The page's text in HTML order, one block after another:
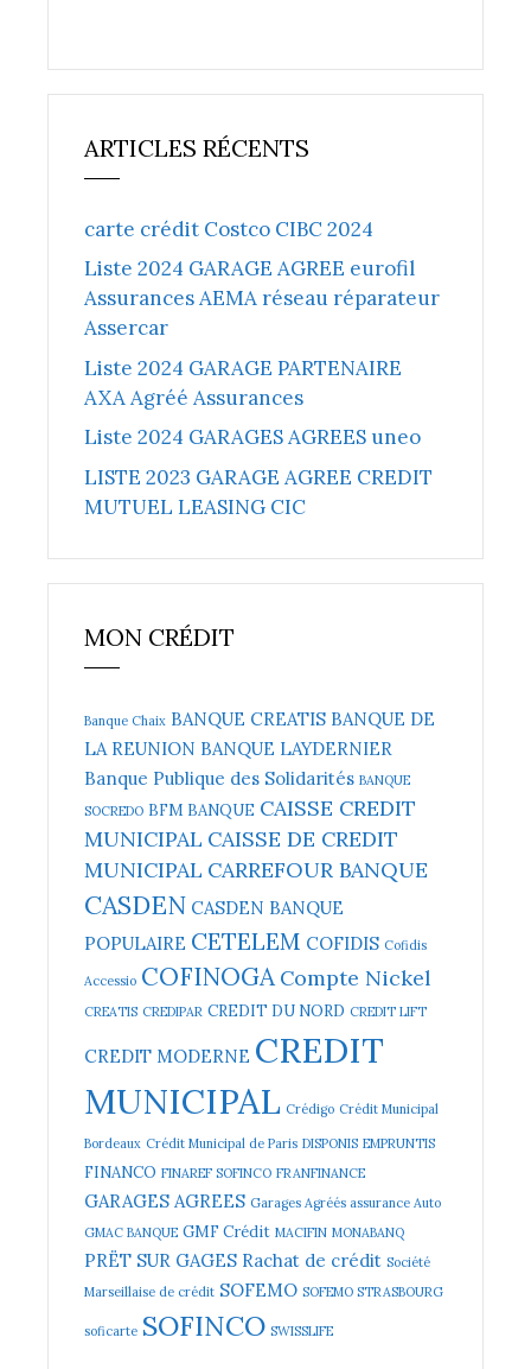
ARTICLES RÉCENTS
carte crédit Costco CIBC 2024
Liste 2024 GARAGE AGREE eurofil
Assurances AEMA réseau réparateur
Assercar
Liste 2024 GARAGE PARTENAIRE
AXA Agréé Assurances
Liste 2024 GARAGES AGREES uneo
LISTE 2023 GARAGE AGREE CREDIT
MUTUEL LEASING CIC
MON CRÉDIT
Banque Chaix BANQUE CREATIS BANQUE DE
LA REUNION BANQUE LAYDERNIER
Banque Publique des Solidarités BANQUE
SOCREDO BFM BANQUE CAISSE CREDIT
MUNICIPAL CAISSE DE CREDIT
MUNICIPAL CARREFOUR BANQUE
CASDEN CASDEN BANQUE
POPULAIRE CETELEM COFIDIS Cofidis
Accessio COFINOGA Compte Nickel
CREATIS CREDIPAR CREDIT DU NORD CREDIT LIFT
CREDIT MODERNE CREDIT
MUNICIPAL Crédigo Crédit Municipal
Bordeaux Crédit Municipal de Paris DISPONIS EMPRUNTIS
FINANCO FINAREF SOFINCO FRANFINANCE
GARAGES AGREES Garages Agréés assurance Auto
GMAC BANQUE GMF Crédit MACIFIN MONABANQ
PRËT SUR GAGES Rachat de crédit Société
Marseillaise de crédit SOFEMO SOFEMO STRASBOURG
soficarte SOFINCO SWISSLIFE